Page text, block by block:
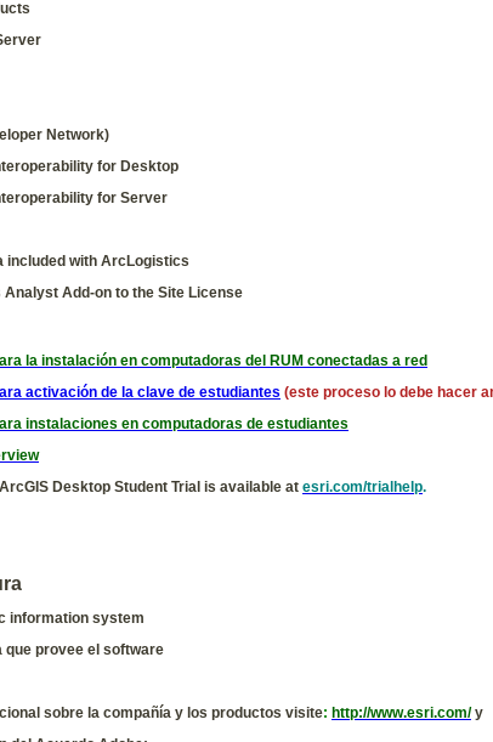
Network)
for Desktop
for Server
included with ArcLogistics
Analyst Add‐on to the Site License
la instalación en computadoras del RUM conectadas a red
activación de la clave de estudiantes (este proceso lo debe hacer
instalaciones en computadoras de estudiantes
Desktop Student Trial is available at esri.com/trialhelp.
information system
que provee el software
sobre la compañía y los productos visite: http://www.esri.com/y